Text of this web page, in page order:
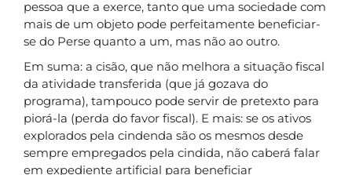
pessoa que a exerce, tanto que uma sociedade com
mais de um objeto pode perfeitamente beneficiar-
se do Perse quanto a um, mas não ao outro.
Em suma: a cisão, que não melhora a situação fiscal
da atividade transferida (que já gozava do
programa), tampouco pode servir de pretexto para
piorá-la (perda do favor fiscal). E mais: se os ativos
explorados pela cindenda são os mesmos desde
sempre empregados pela cindida, não caberá falar
em expediente artificial para beneficiar